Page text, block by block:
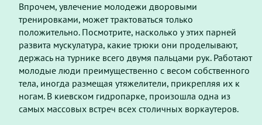
Впрочем, увлечение молодежи дворовыми
тренировками, может трактоваться только
положительно. Посмотрите, насколько у этих парней
развита мускулатура, какие трюки они проделывают,
держась на турнике всего двумя пальцами рук. Работают
молодые люди преимущественно с весом собственного
тела, иногда размещая утяжелители, прикрепляя их к
ногам. В киевском гидропарке, произошла одна из
самых массовых встреч всех столичных воркаутеров.